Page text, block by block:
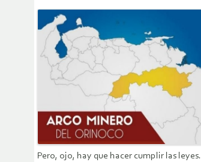
Pero, ojo, hay que hacer cumplir las leyes.